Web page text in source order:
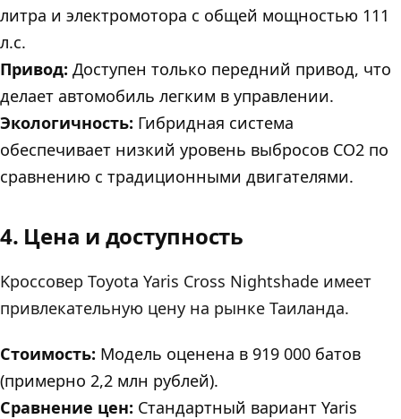
литра и электромотора с общей мощностью 111
л.с.
Привод: Доступен только передний привод, что
делает автомобиль легким в управлении.
Экологичность: Гибридная система
обеспечивает низкий уровень выбросов CO2 по
сравнению с традиционными двигателями.
4. Цена и доступность
Kроссовер Toyota Yaris Cross Nightshade имеет
привлекательную цену на рынке Таиланда.
Стоимость: Модель оценена в 919 000 батов
(примерно 2,2 млн рублей).
Cравнение цен: Стандартный вариант Yaris